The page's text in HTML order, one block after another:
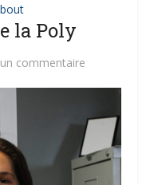
la Poly
commentaire